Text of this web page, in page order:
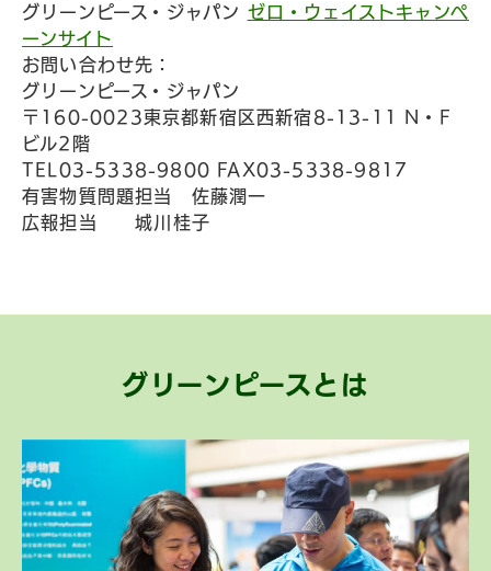
グリーンピース・ジャパン ゼロ・ウェイストキャンペ
ーンサイト
お問い合わせ先：
グリーンピース・ジャパン
〒160-0023東京都新宿区西新宿8-13-11 N・F
ビル2階
TEL03-5338-9800 FAX03-5338-9817
有害物質問題担当 佐藤潤一
広報担当 城川桂子
グリーンピースとは